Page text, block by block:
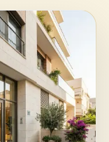
нам
и советы о